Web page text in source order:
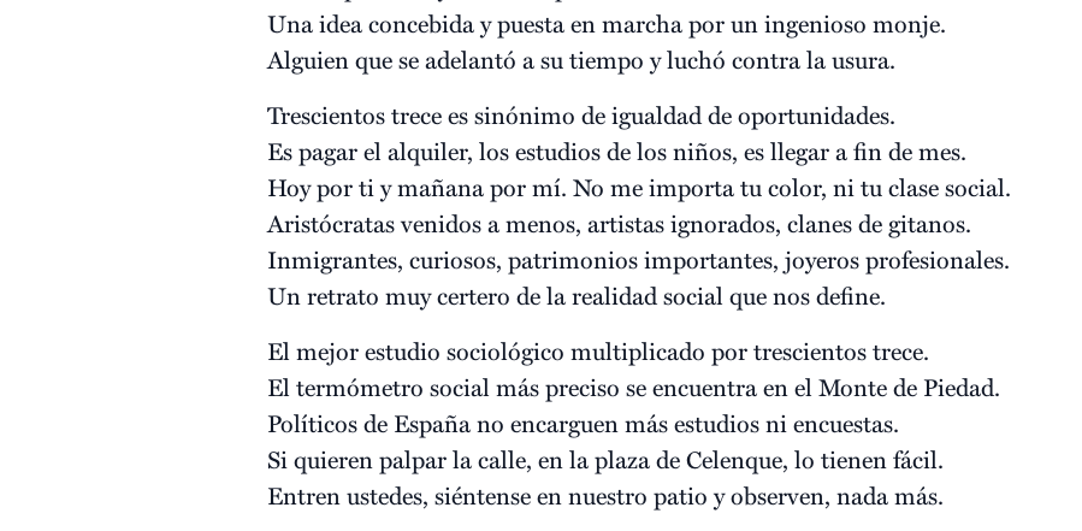
Una idea concebida y puesta en marcha por un ingenioso monje.
Alguien que se adelantó a su tiempo y luchó contra la usura.
Trescientos trece es sinónimo de igualdad de oportunidades.
Es pagar el alquiler, los estudios de los niños, es llegar a fin de mes.
Hoy por ti y mañana por mí. No me importa tu color, ni tu clase social.
Aristócratas venidos a menos, artistas ignorados, clanes de gitanos.
Inmigrantes, curiosos, patrimonios importantes, joyeros profesionales.
Un retrato muy certero de la realidad social que nos define.
El mejor estudio sociológico multiplicado por trescientos trece.
El termómetro social más preciso se encuentra en el Monte de Piedad.
Políticos de España no encarguen más estudios ni encuestas.
Si quieren palpar la calle, en la plaza de Celenque, lo tienen fácil.
Entren ustedes, siéntense en nuestro patio y observen, nada más.